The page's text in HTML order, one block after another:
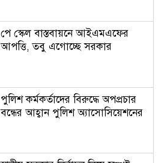
পে স্কেল বাস্তবায়নে আইএমএফের
আপত্তি, তবু এগোচ্ছে সরকার
পুলিশ কর্মকর্তাদের বিরুদ্ধে অপপ্রচার
বন্ধের আহ্বান পুলিশ অ্যাসোসিয়েশনের